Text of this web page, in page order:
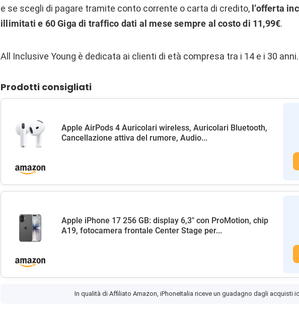
e se scegli di pagare tramite conto corrente o carta di credito, l’offerta
illimitati e 60 Giga di traffico dati al mese sempre al costo di 11,99€.
All Inclusive Young è dedicata ai clienti di età compresa tra i 14 e i 30 anni.
Prodotti consigliati
Apple AirPods 4 Auricolari wireless, Auricolari Bluetooth,
Cancellazione attiva del rumore, Audio...
Apple iPhone 17 256 GB: display 6,3" con ProMotion, chip
A19, fotocamera frontale Center Stage per...
In qualità di Affiliato Amazon, iPhoneItalia riceve un guadagno dagli acquisti